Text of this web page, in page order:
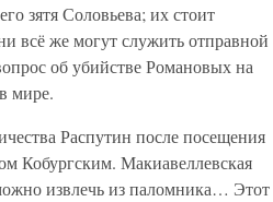
зятя Соловьева; их стоит
всё же могут служить отправной
об убийстве Романовых на
мире.
Распутин после посещения
Кобургским. Макиавеллевская
извлечь из паломника… Этот